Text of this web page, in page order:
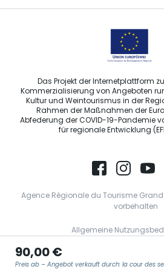
90,00 €
Preis ab – Angebot verkauft durch: la cour des
Das Projekt der Internetplattform
Kommerzialisierung von Angeboten
Kultur und Weintourismus in der
Rahmen der Maßnahmen der
Abfederung der COVID-19-Pandemie
für regionale Entwicklung
Agence Régionale du Tourisme
vorbehalten
Allgemeine